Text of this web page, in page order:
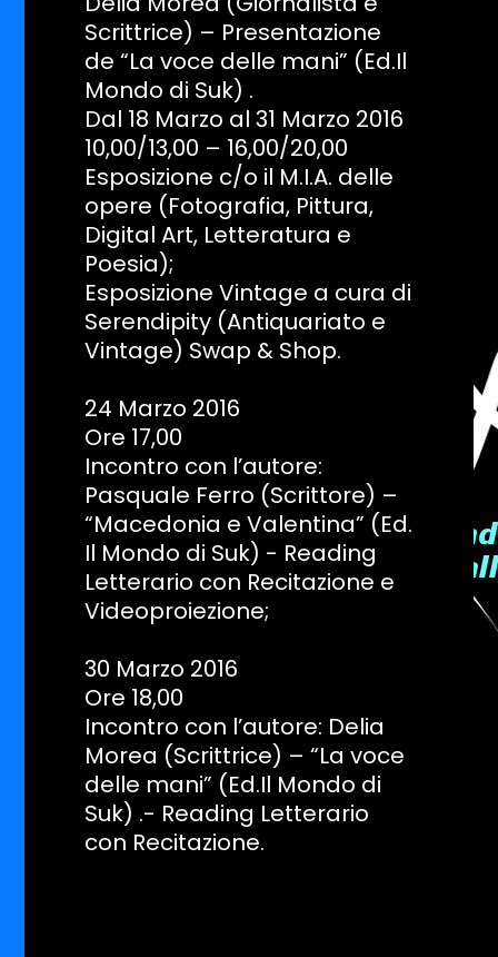
Scrittrice) – Presentazione
de “La voce delle mani” (Ed.Il
Mondo di Suk) .
Dal 18 Marzo al 31 Marzo 2016
10,00/13,00 – 16,00/20,00
Esposizione c/o il M.I.A. delle
opere (Fotografia, Pittura,
Digital Art, Letteratura e
Poesia);
Esposizione Vintage a cura di
Serendipity (Antiquariato e
Vintage) Swap & Shop.
24 Marzo 2016
Ore 17,00
Incontro con l’autore:
Pasquale Ferro (Scrittore) –
“Macedonia e Valentina” (Ed.
Il Mondo di Suk) - Reading
Letterario con Recitazione e
Videoproiezione;
30 Marzo 2016
Ore 18,00
Incontro con l’autore: Delia
Morea (Scrittrice) – “La voce
delle mani” (Ed.Il Mondo di
Suk) .- Reading Letterario
con Recitazione.